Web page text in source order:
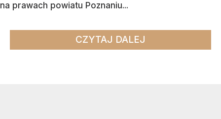
na prawach powiatu Poznaniu...
CZYTAJ DALEJ